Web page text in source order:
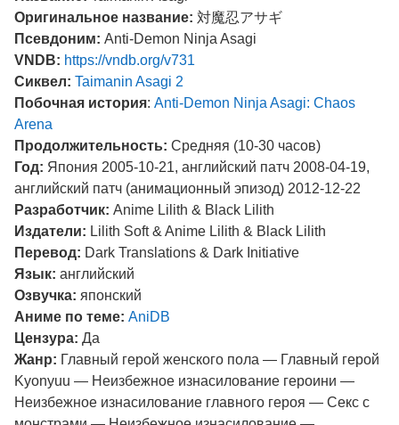
Оригинальное название: 対魔忍アサギ
Псевдоним: Anti-Demon Ninja Asagi
VNDB: https://vndb.org/v731
Сиквел: Taimanin Asagi 2
Побочная история: Anti-Demon Ninja Asagi: Chaos
Arena
Продолжительность: Средняя (10-30 часов)
Год: Япония 2005-10-21, английский патч 2008-04-19,
английский патч (анимационный эпизод) 2012-12-22
Разработчик: Anime Lilith & Black Lilith
Издатели: Lilith Soft & Anime Lilith & Black Lilith
Перевод: Dark Translations & Dark Initiative
Язык: английский
Озвучка: японский
Аниме по теме: AniDB
Цензура: Да
Жанр: Главный герой женского пола — Главный герой
Kyonyuu — Неизбежное изнасилование героини —
Неизбежное изнасилование главного героя — Секс с